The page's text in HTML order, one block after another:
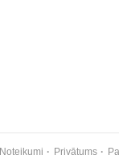
Noteikumi Privātums